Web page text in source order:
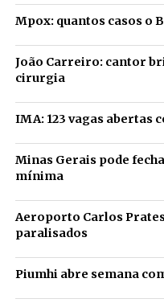
Mpox: quantos casos o
João Carreiro: cantor
cirurgia
IMA: 123 vagas abertas
Minas Gerais pode
mínima
Aeroporto Carlos
paralisados
Piumhi abre semana